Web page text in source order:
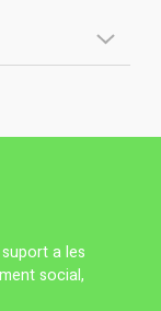
a les
social,